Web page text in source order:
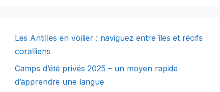
Les Antilles en voilier : naviguez entre îles et récifs
coralliens
Camps d’été privés 2025 – un moyen rapide
d’apprendre une langue